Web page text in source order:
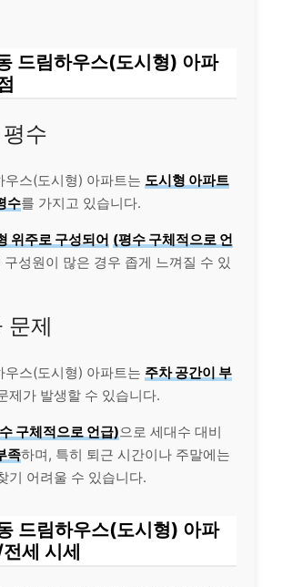
드림하우스(도시형) 아파
수
우스(도시형) 아파트는 도시형 아파트
수를 가지고 있습니다.
위주로 구성되어 (평수 구체적으로 언
구성원이 많은 경우 좁게 느껴질 수 있
문제
우스(도시형) 아파트는 주차 공간이 부
제가 발생할 수 있습니다.
구체적으로 언급)으로 세대수 대비
족하며, 특히 퇴근 시간이나 주말에는
기 어려울 수 있습니다.
드림하우스(도시형) 아파
세 시세